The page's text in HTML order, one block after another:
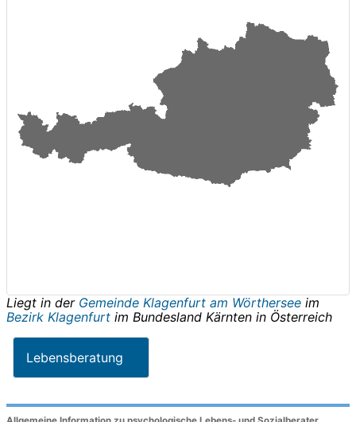
Liegt in der Gemeinde Klagenfurt am Wörthersee im
Bezirk Klagenfurt im Bundesland Kärnten in Österreich
Lebensberatung